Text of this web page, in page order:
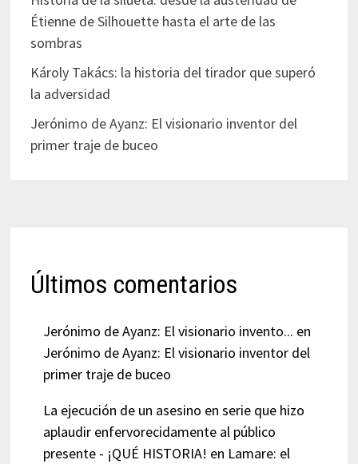
Étienne de Silhouette hasta el arte de las
sombras
Károly Takács: la historia del tirador que superó
la adversidad
Jerónimo de Ayanz: El visionario inventor del
primer traje de buceo
Últimos comentarios
Jerónimo de Ayanz: El visionario invento... en
Jerónimo de Ayanz: El visionario inventor del
primer traje de buceo
La ejecución de un asesino en serie que hizo
aplaudir enfervorecidamente al público
presente - ¡QUÉ HISTORIA! en Lamare: el